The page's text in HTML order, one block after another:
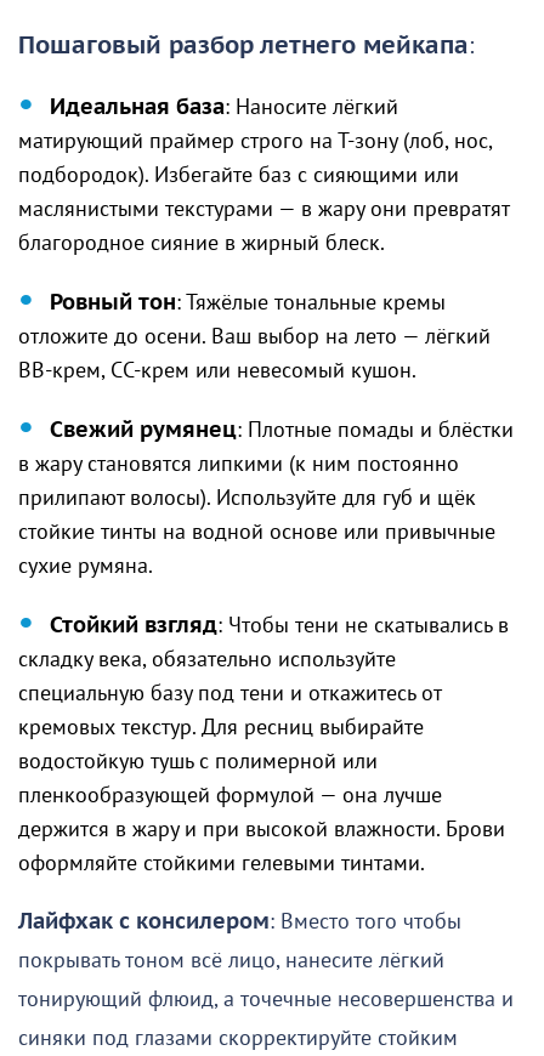
Пошаговый разбор летнего мейкапа:
Идеальная база: Наносите лёгкий
матирующий праймер строго на Т-зону (лоб, нос,
подбородок). Избегайте баз с сияющими или
маслянистыми текстурами — в жару они превратят
благородное сияние в жирный блеск.
Ровный тон: Тяжёлые тональные кремы
отложите до осени. Ваш выбор на лето — лёгкий
BB-крем, CC-крем или невесомый кушон.
Свежий румянец: Плотные помады и блёстки
в жару становятся липкими (к ним постоянно
прилипают волосы). Используйте для губ и щёк
стойкие тинты на водной основе или привычные
сухие румяна.
Стойкий взгляд: Чтобы тени не скатывались в
складку века, обязательно используйте
специальную базу под тени и откажитесь от
кремовых текстур. Для ресниц выбирайте
водостойкую тушь с полимерной или
пленкообразующей формулой — она лучше
держится в жару и при высокой влажности. Брови
оформляйте стойкими гелевыми тинтами.
Лайфхак с консилером: Вместо того чтобы
покрывать тоном всё лицо, нанесите лёгкий
тонирующий флюид, а точечные несовершенства и
синяки под глазами скорректируйте стойким